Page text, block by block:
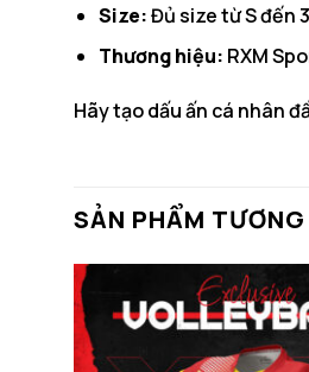
Size:Đủ size từ S đến
Thương hiệu: RXM
Hãy tạo dấu ấn cá nhân
SẢN PHẨM